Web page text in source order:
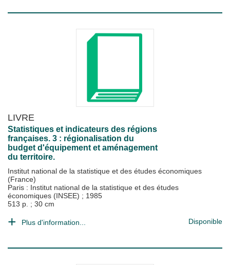
LIVRE
Statistiques et indicateurs des régions
françaises. 3 : régionalisation du
budget d'équipement et aménagement
du territoire.
Institut national de la statistique et des études économiques
(France)
Paris : Institut national de la statistique et des études
économiques (INSEE) ; 1985
513 p. ; 30 cm
Plus d'information... Disponible